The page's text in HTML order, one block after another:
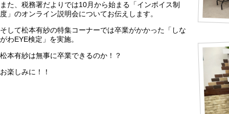
また、税務署だよりでは10月から始まる「インボイス制
度」のオンライン説明会についてお伝えします。
そして松本有紗の特集コーナーでは卒業がかかった「しな
がわEYE検定」を実施。
松本有紗は無事に卒業できるのか！？
お楽しみに！！